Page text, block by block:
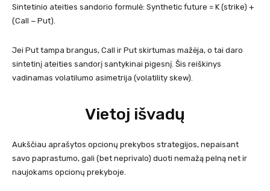
Sintetinio ateities sandorio formulė: Synthetic future = K (strike) +
(Call − Put).
Jei Put tampa brangus, Call ir Put skirtumas mažėja, o tai daro
sintetinį ateities sandorį santykinai pigesnį. Šis reiškinys
vadinamas volatilumo asimetrija (volatility skew).
Vietoj išvadų
Aukščiau aprašytos opcionų prekybos strategijos, nepaisant
savo paprastumo, gali (bet neprivalo) duoti nemažą pelną net ir
naujokams opcionų prekyboje.